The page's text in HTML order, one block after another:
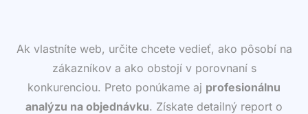
Ak vlastníte web, určite chcete vedieť, ako pôsobí na
zákazníkov a ako obstojí v porovnaní s
konkurenciou. Preto ponúkame aj profesionálnu
analýzu na objednávku. Získate detailný report o